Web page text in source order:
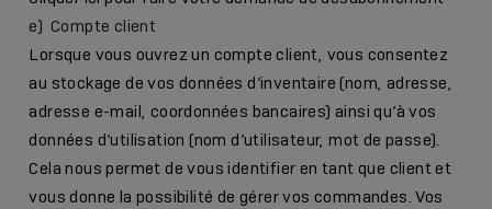
e) Compte client
Lorsque vous ouvrez un compte client, vous consentez
au stockage de vos données d’inventaire (nom, adresse,
adresse e-mail, coordonnées bancaires) ainsi qu’à vos
données d’utilisation (nom d’utilisateur, mot de passe).
Cela nous permet de vous identifier en tant que client et
vous donne la possibilité de gérer vos commandes. Vos